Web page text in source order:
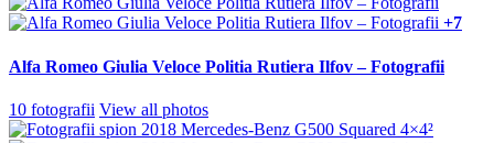
+7
Alfa Romeo Giulia Veloce Politia Rutiera Ilfov – Fotografii
10 fotografii View all photos